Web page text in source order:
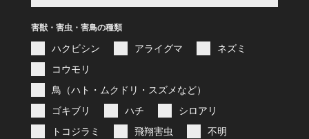
害獣・害虫・害鳥の種類
ハクビシン アライグマ
ネズミ
コウモリ
鳥（ハト・ムクドリ・スズメなど）
ゴキブリ
ハチ
シロアリ
トコジラミ
飛翔害虫
不明